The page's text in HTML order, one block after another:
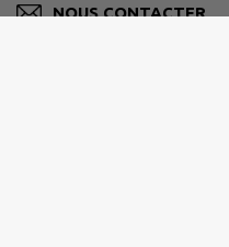
NOUS CONTACTER